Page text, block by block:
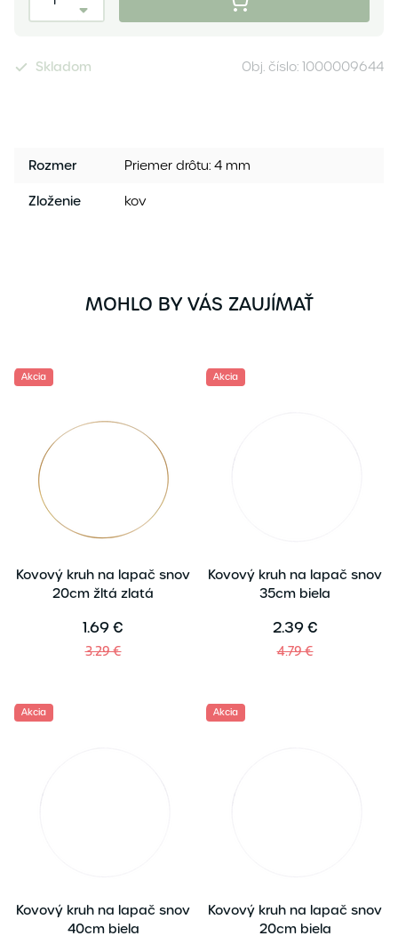
Skladom Obj. číslo: 1000009644
Rozmer
Priemer drôtu: 4 mm
Zloženie
kov
MOHLO BY VÁS ZAUJÍMAŤ
Akcia
Kovový kruh na lapač snov
20cm žltá zlatá
1.69 €
3.29 €
Akcia
Kovový kruh na lapač snov
35cm biela
2.39 €
4.79 €
Akcia
Kovový kruh na lapač snov
40cm biela
Akcia
Kovový kruh na lapač snov
20cm biela